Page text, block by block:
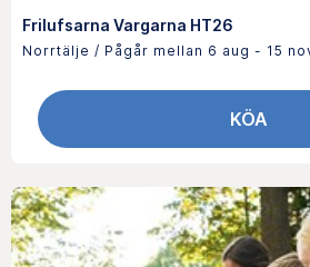
Frilufsarna Vargarna HT26
Norrtälje / Pågår mellan 6 aug - 15
KÖA